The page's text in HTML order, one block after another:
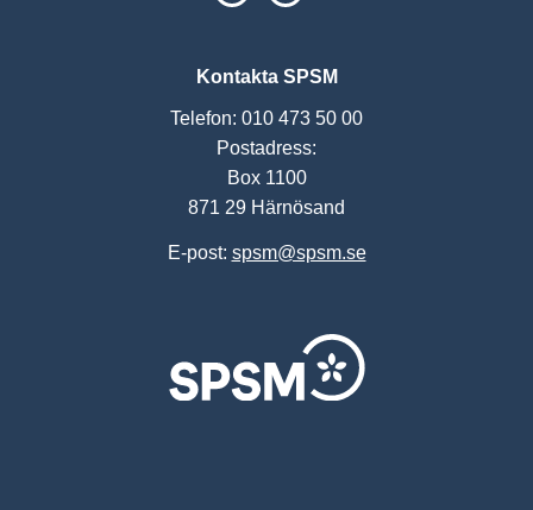
Kontakta SPSM
Telefon: 010 473 50 00
Postadress:
Box 1100
871 29 Härnösand
E-post: spsm@spsm.se